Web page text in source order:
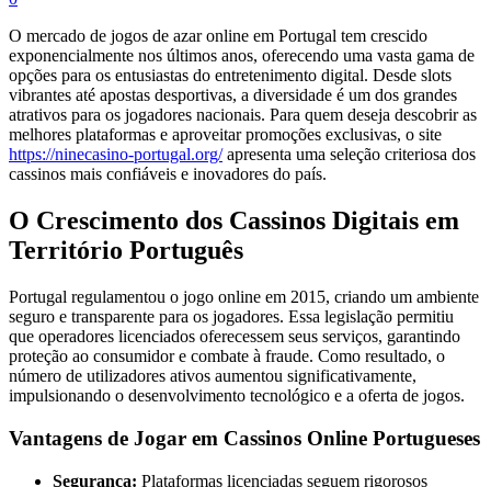
O mercado de jogos de azar online em Portugal tem crescido
exponencialmente nos últimos anos, oferecendo uma vasta gama de
opções para os entusiastas do entretenimento digital. Desde slots
vibrantes até apostas desportivas, a diversidade é um dos grandes
atrativos para os jogadores nacionais. Para quem deseja descobrir as
melhores plataformas e aproveitar promoções exclusivas, o site
https://ninecasino-portugal.org/apresenta uma seleção criteriosa dos
cassinos mais confiáveis e inovadores do país.
O Crescimento dos Cassinos Digitais em
Território Português
Portugal regulamentou o jogo online em 2015, criando um ambiente
seguro e transparente para os jogadores. Essa legislação permitiu
que operadores licenciados oferecessem seus serviços, garantindo
proteção ao consumidor e combate à fraude. Como resultado, o
número de utilizadores ativos aumentou significativamente,
impulsionando o desenvolvimento tecnológico e a oferta de jogos.
Vantagens de Jogar em Cassinos Online Portugueses
Segurança: Plataformas licenciadas seguem rigorosos